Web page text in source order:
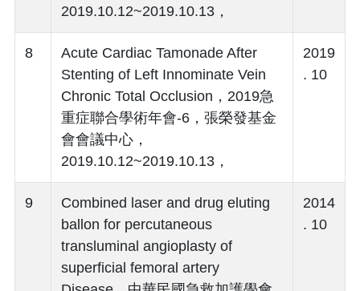
2019.10.12~2019.10.13，
8
Acute Cardiac Tamonade After
Stenting of Left Innominate Vein
Chronic Total Occlusion，2019急
重症聯合學術年會-6，張榮發基金
會會議中心，
2019.10.12~2019.10.13，
2019
. 10
9
Combined laser and drug eluting
ballon for percutaneous
transluminal angioplasty of
superficial femoral artery
2014
. 10